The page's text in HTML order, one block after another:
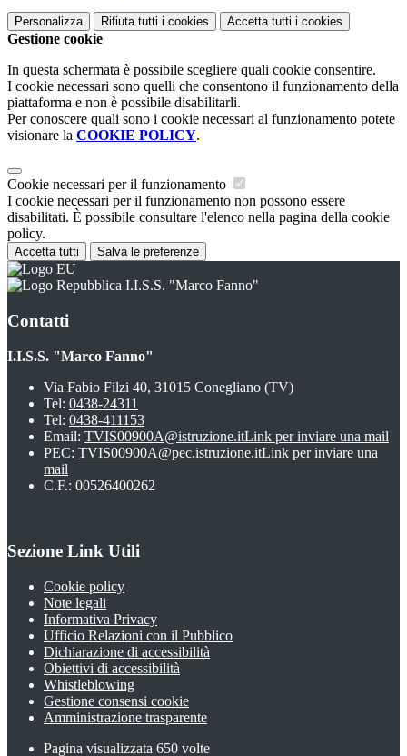
Personalizza Rifiuta tutti i cookies Accetta tutti i cookies
Gestione cookie
In questa schermata è possibile scegliere quali cookie consentire.
I cookie necessari sono quelli che consentono il funzionamento della
piattaforma e non è possibile disabilitarli.
Per conoscere quali sono i cookie necessari al funzionamento potete
visionare la COOKIE POLICY.
Cookie necessari per il funzionamento
I cookie necessari per il funzionamento non possono essere
disabilitati. È possibile consultare l'elenco nella pagina della cookie
policy.
Accetta tutti Salva le preferenze
I.I.S.S. "Marco Fanno"
Contatti
I.I.S.S. "Marco Fanno"
Via Fabio Filzi 40, 31015 Conegliano (TV)
Tel: 0438-24311
Tel: 0438-411153
Email: TVIS00900A@istruzione.itLink per inviare una mail
PEC: TVIS00900A@pec.istruzione.itLink per inviare una
mail
C.F.: 00526400262
Sezione Link Utili
Cookie policy
Note legali
Informativa Privacy
Ufficio Relazioni con il Pubblico
Dichiarazione di accessibilità
Obiettivi di accessibilità
Whistleblowing
Gestione consensi cookie
Amministrazione trasparente
Pagina visualizzata 650 volte